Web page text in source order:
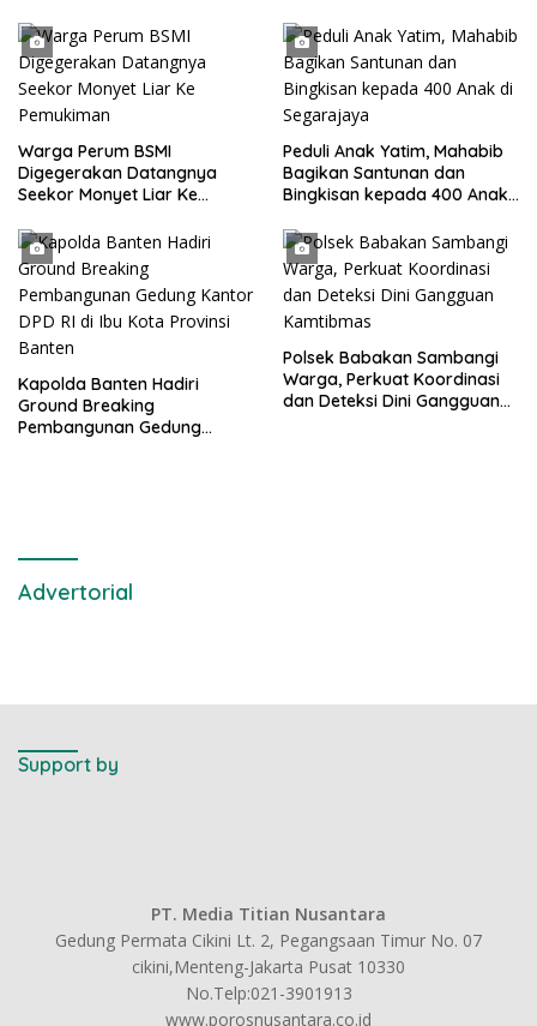
bersama Personilnya
Membagikan Bendera Merah
Putih Berserta Tiangnya
Warga Perum BSMI
Digegerakan Datangnya
Seekor Monyet Liar Ke
Peduli Anak Yatim, Mahabib
Bagikan Santunan dan
Bingkisan kepada 400 Anak
Kapolda Banten Hadiri
Ground Breaking
Pembangunan Gedung
Polsek Babakan Sambangi
Warga, Perkuat Koordinasi
dan Deteksi Dini Gangguan
Advertorial
Support by
PT. Media Titian Nusantara
Gedung Permata Cikini Lt. 2, Pegangsaan Timur No. 07
cikini,Menteng-Jakarta Pusat 10330
No.Telp:021-3901913
www.porosnusantara.co.id